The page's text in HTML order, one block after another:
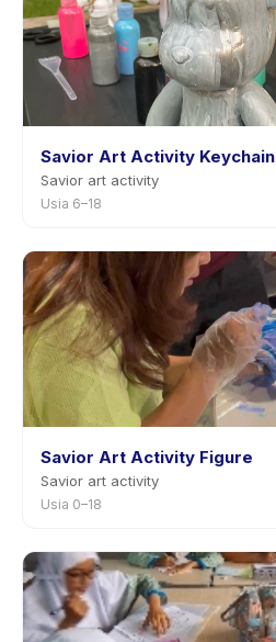
Savior Art Activity Keychain
Savior art activity
Usia 6–18
Savior Art Activity Figure
Savior art activity
Usia 0–18